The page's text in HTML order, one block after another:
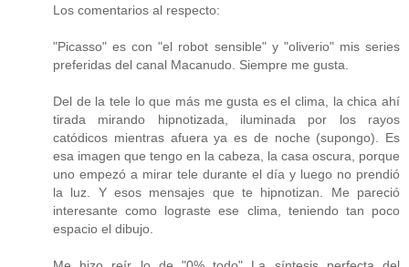
Los comentarios al respecto:
"Picasso" es con "el robot sensible" y "oliverio" mis series
preferidas del canal Macanudo. Siempre me gusta.
Del de la tele lo que más me gusta es el clima, la chica ahí
tirada mirando hipnotizada, iluminada por los rayos
catódicos mientras afuera ya es de noche (supongo). Es
esa imagen que tengo en la cabeza, la casa oscura, porque
uno empezó a mirar tele durante el día y luego no prendió
la luz. Y esos mensajes que te hipnotizan. Me pareció
interesante como lograste ese clima, teniendo tan poco
espacio el dibujo.